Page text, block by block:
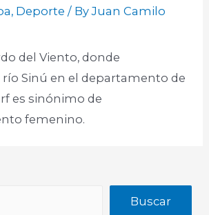
, Deporte / ByJuan Camilo
del Viento, donde
Sinú en el departamento de
es sinónimo de
femenino.
Buscar